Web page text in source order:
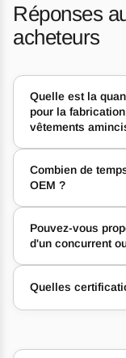
Réponses
acheteurs
Quelle est la
pour la
vêtements
Combien de
OEM ?
Pouvez-vous
d'un concurrent
Quelles